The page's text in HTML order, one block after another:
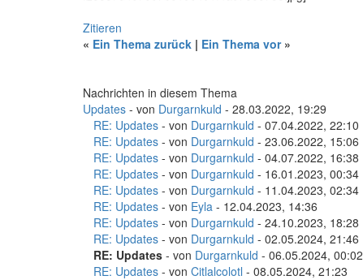
Zitieren
« Ein Thema zurück | Ein Thema vor»
Nachrichten in diesem Thema
Updates - von Durgarnkuld - 28.03.2022, 19:29
RE: Updates - von Durgarnkuld - 07.04.2022, 22:10
RE: Updates - von Durgarnkuld - 23.06.2022, 15:06
RE: Updates - von Durgarnkuld - 04.07.2022, 16:38
RE: Updates - von Durgarnkuld - 16.01.2023, 00:34
RE: Updates - von Durgarnkuld - 11.04.2023, 02:34
RE: Updates - von Eyla - 12.04.2023, 14:36
RE: Updates - von Durgarnkuld - 24.10.2023, 18:28
RE: Updates - von Durgarnkuld - 02.05.2024, 21:46
RE: Updates - von Durgarnkuld - 06.05.2024, 00:02
RE: Updates - von Citlalcolotl - 08.05.2024, 21:23